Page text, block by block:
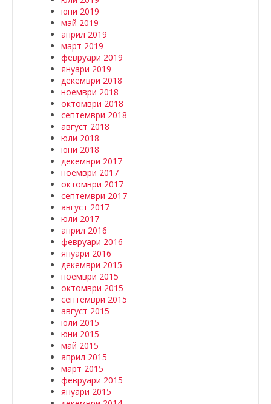
юни 2019
май 2019
април 2019
март 2019
февруари 2019
януари 2019
декември 2018
ноември 2018
октомври 2018
септември 2018
август 2018
юли 2018
юни 2018
декември 2017
ноември 2017
октомври 2017
септември 2017
август 2017
юли 2017
април 2016
февруари 2016
януари 2016
декември 2015
ноември 2015
октомври 2015
септември 2015
август 2015
юли 2015
юни 2015
май 2015
април 2015
март 2015
февруари 2015
януари 2015